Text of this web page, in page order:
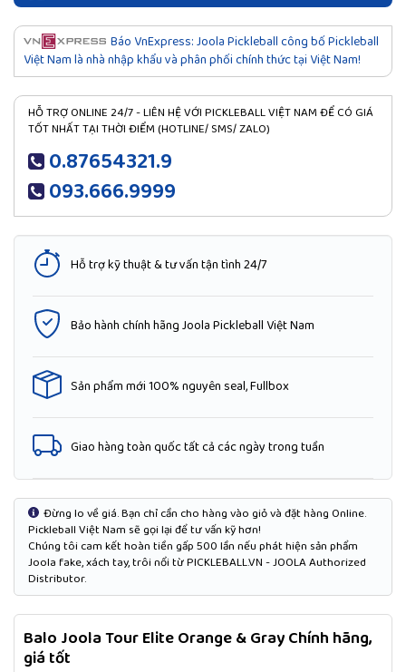
Báo VnExpress: Joola Pickleball công bố Pickleball
Việt Nam là nhà nhập khẩu và phân phối chính thức tại Việt Nam!
HỖ TRỢ ONLINE 24/7 - LIÊN HỆ VỚI PICKLEBALL VIỆT NAM ĐỂ CÓ GIÁ
TỐT NHẤT TẠI THỜI ĐIỂM (HOTLINE/ SMS/ ZALO)
0.87654321.9
093.666.9999
Hỗ trợ kỹ thuật & tư vấn tận tình 24/7
Bảo hành chính hãng Joola Pickleball Việt Nam
Sản phẩm mới 100% nguyên seal, Fullbox
Giao hàng toàn quốc tất cả các ngày trong tuần
Đừng lo về giá. Bạn chỉ cần cho hàng vào giỏ và đặt hàng Online.
Pickleball Việt Nam sẽ gọi lại để tư vấn kỹ hơn!
Chúng tôi cam kết hoàn tiền gấp 500 lần nếu phát hiện sản phẩm
Joola fake, xách tay, trôi nổi từ PICKLEBALL.VN - JOOLA Authorized
Distributor.
Balo Joola Tour Elite Orange & Gray Chính hãng,
giá tốt